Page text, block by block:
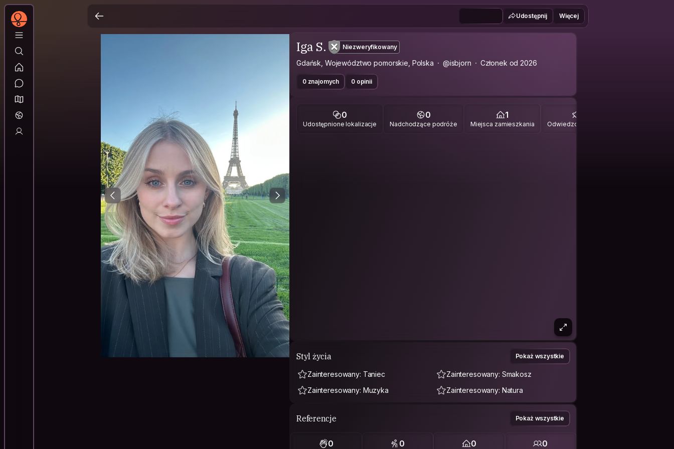
Udostępnij Więcej
Iga S. Niezweryfikowany
Gdańsk, Województwo pomorskie, Polska @isbjorn Członek od 2026
0 znajomych 0 opinii
0
Udostępnione lokalizacje
0
Nadchodzące podróże
1
Miejsca zamieszkania Odwiedzone miejsca
Styl życia Pokaż wszystkie
Zainteresowany: Taniec
Zainteresowany: Smakosz
Zainteresowany: Muzyka
Zainteresowany: Natura
Referencje Pokaż wszystkie
0 0 0 0